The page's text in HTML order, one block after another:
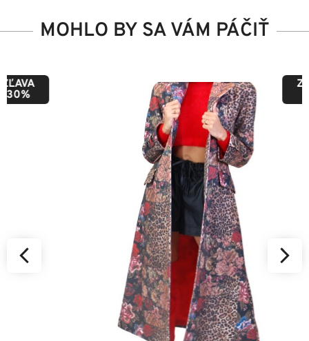
MOHLO BY SA VÁM PÁČIŤ
ZĽAVA
50%